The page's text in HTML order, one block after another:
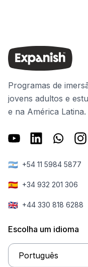
Programas de
jovens adultos e
e na América Latina.
🇦🇷 +54 11 5984 5877
🇪🇸 +34 932 201 306
🇬🇧 +44 330 818 6288
Escolha um idioma